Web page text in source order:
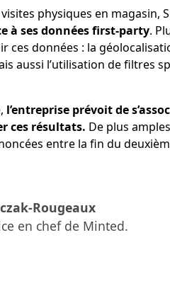
physiques en magasin,
à ses données first-party.
ces données : la
aussi l’utilisation de filtres
l’entreprise prévoit de
ces résultats. De plus
entre la fin du
Rougeaux
en chef de Minted.